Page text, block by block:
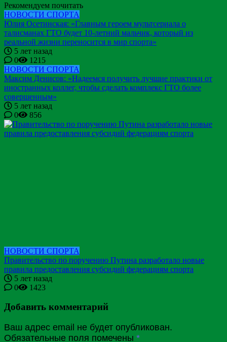
Рекомендуем почитать
НОВОСТИ СПОРТА
Юлия Осетинская: «Главным героем мультсериала о
талисманах ГТО будет 10-летний мальчик, который из
реальной жизни переносится в мир спорта»
5 лет назад
0
1215
НОВОСТИ СПОРТА
Максим Денисов: «Надеемся получить лучшие практики от
иностранных коллег, чтобы сделать комплекс ГТО более
совершенным»
5 лет назад
0
856
НОВОСТИ СПОРТА
Правительство по поручению Путина разработало новые
правила предоставления субсидий федерациям спорта
5 лет назад
0
1423
Добавить комментарий
Ваш адрес email не будет опубликован.
Обязательные поля помечены *